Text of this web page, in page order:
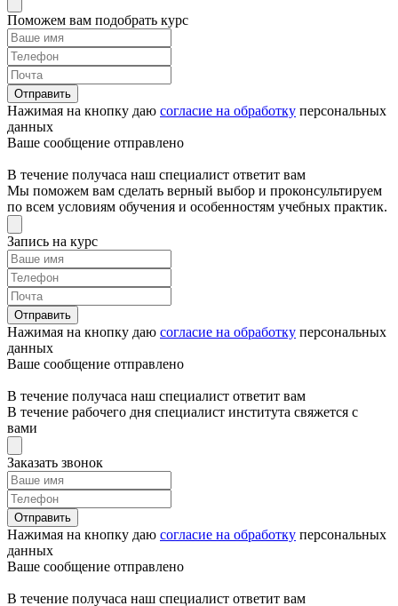
Поможем вам подобрать курс
Отправить
Нажимая на кнопку даю согласие на обработку персональных
данных
Ваше сообщение отправлено
В течение получаса наш специалист ответит вам
Мы поможем вам сделать верный выбор и проконсультируем
по всем условиям обучения и особенностям учебных практик.
Запись на курс
Отправить
Нажимая на кнопку даю согласие на обработку персональных
данных
Ваше сообщение отправлено
В течение получаса наш специалист ответит вам
В течение рабочего дня специалист института свяжется с
вами
Заказать звонок
Отправить
Нажимая на кнопку даю согласие на обработку персональных
данных
Ваше сообщение отправлено
В течение получаса наш специалист ответит вам